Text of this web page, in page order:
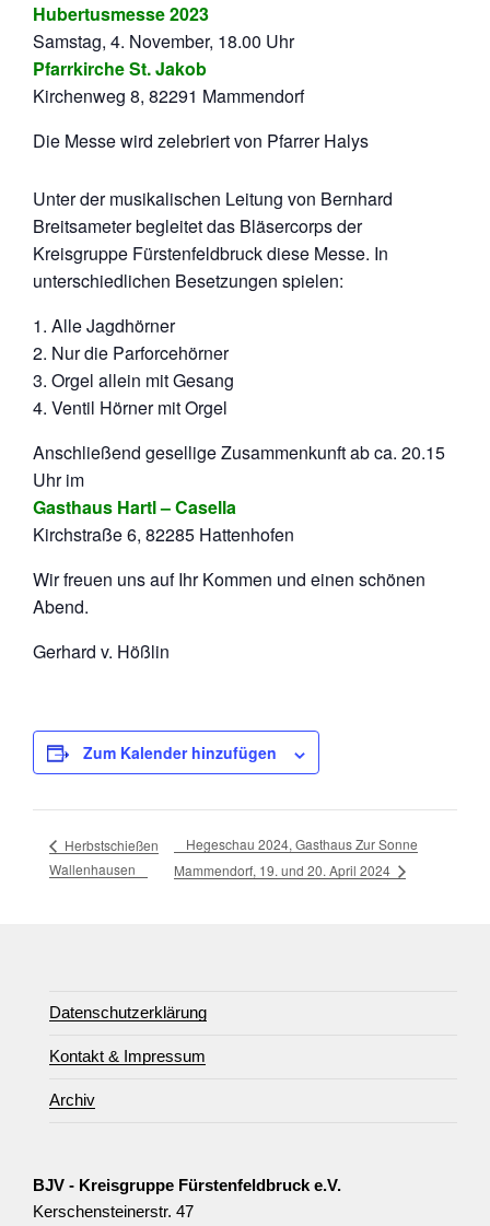
Hubertusmesse 2023
Samstag, 4. November, 18.00 Uhr
Pfarrkirche St. Jakob
Kirchenweg 8, 82291 Mammendorf
Die Messe wird zelebriert von Pfarrer Halys
Unter der musikalischen Leitung von Bernhard
Breitsameter begleitet das Bläsercorps der
Kreisgruppe Fürstenfeldbruck diese Messe. In
unterschiedlichen Besetzungen spielen:
1. Alle Jagdhörner
2. Nur die Parforcehörner
3. Orgel allein mit Gesang
4. Ventil Hörner mit Orgel
Anschließend gesellige Zusammenkunft ab ca. 20.15
Uhr im
Gasthaus Hartl – Casella
Kirchstraße 6, 82285 Hattenhofen
Wir freuen uns auf Ihr Kommen und einen schönen
Abend.
Gerhard v. Hößlin
Zum Kalender hinzufügen
Herbstschießen
Wallenhausen
Hegeschau 2024, Gasthaus Zur Sonne
Mammendorf, 19. und 20. April 2024
Datenschutzerklärung
Kontakt & Impressum
Archiv
BJV - Kreisgruppe Fürstenfeldbruck e.V.
Kerschensteinerstr. 47